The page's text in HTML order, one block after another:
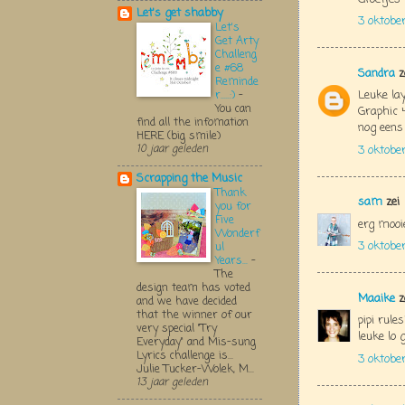
3
Sandra
Leuke
Graphic
nog
3
sam zei
erg
3
Maaike
pipi
leuke lo
3
Let's get shabby
Let's
Get Arty
Challeng
e #68
Reminde
r.....:) -
You can
find all the infomation
HERE (big smile)
10 jaar geleden
Scrapping the Music
Thank
you for
Five
Wonderf
ul
Years... -
The
design team has voted
and we have decided
that the winner of our
very special "Try
Everyday" and Mis-sung
Lyrics challenge is...
Julie Tucker-Wolek, M...
13 jaar geleden